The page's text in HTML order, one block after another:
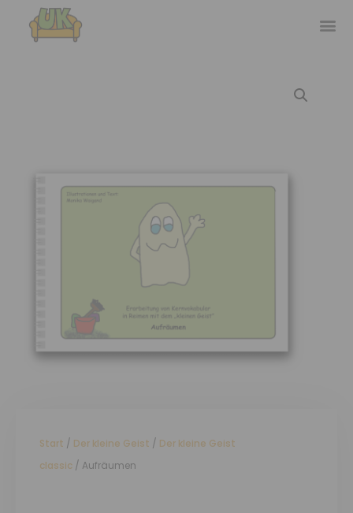
Start / Der kleine Geist / Der kleine Geist
classic / Aufräumen